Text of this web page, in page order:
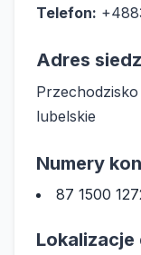
Telefon:
Adres
lubelskie
Numery
87 1500